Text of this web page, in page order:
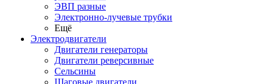
ЭВП разные
Электронно-лучевые трубки
Ещё
Электродвигатели
Двигатели генераторы
Двигатели реверсивные
Сельсины
Шаговые двигатели